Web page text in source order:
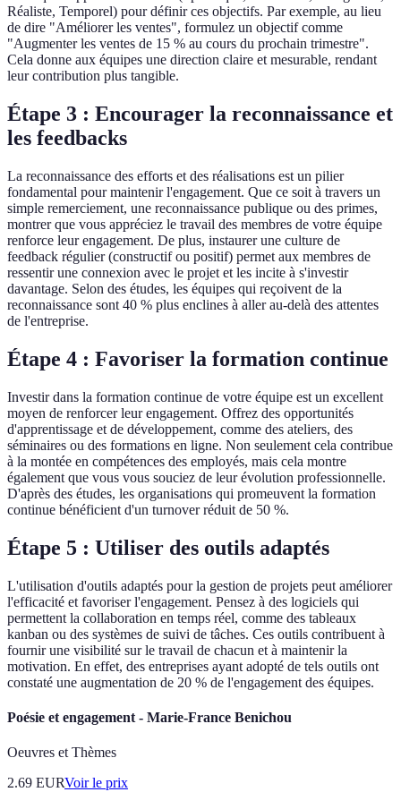
Réaliste, Temporel) pour définir ces objectifs. Par exemple, au lieu
de dire "Améliorer les ventes", formulez un objectif comme
"Augmenter les ventes de 15 % au cours du prochain trimestre".
Cela donne aux équipes une direction claire et mesurable, rendant
leur contribution plus tangible.
Étape 3 : Encourager la reconnaissance et
les feedbacks
La reconnaissance des efforts et des réalisations est un pilier
fondamental pour maintenir l'engagement. Que ce soit à travers un
simple remerciement, une reconnaissance publique ou des primes,
montrer que vous appréciez le travail des membres de votre équipe
renforce leur engagement. De plus, instaurer une culture de
feedback régulier (constructif ou positif) permet aux membres de
ressentir une connexion avec le projet et les incite à s'investir
davantage. Selon des études, les équipes qui reçoivent de la
reconnaissance sont 40 % plus enclines à aller au-delà des attentes
de l'entreprise.
Étape 4 : Favoriser la formation continue
Investir dans la formation continue de votre équipe est un excellent
moyen de renforcer leur engagement. Offrez des opportunités
d'apprentissage et de développement, comme des ateliers, des
séminaires ou des formations en ligne. Non seulement cela contribue
à la montée en compétences des employés, mais cela montre
également que vous vous souciez de leur évolution professionnelle.
D'après des études, les organisations qui promeuvent la formation
continue bénéficient d'un turnover réduit de 50 %.
Étape 5 : Utiliser des outils adaptés
L'utilisation d'outils adaptés pour la gestion de projets peut améliorer
l'efficacité et favoriser l'engagement. Pensez à des logiciels qui
permettent la collaboration en temps réel, comme des tableaux
kanban ou des systèmes de suivi de tâches. Ces outils contribuent à
fournir une visibilité sur le travail de chacun et à maintenir la
motivation. En effet, des entreprises ayant adopté de tels outils ont
constaté une augmentation de 20 % de l'engagement des équipes.
Poésie et engagement - Marie-France Benichou
Oeuvres et Thèmes
2.69 EURVoir le prix